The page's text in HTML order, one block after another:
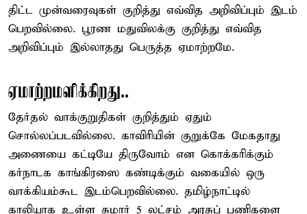
திட்ட முன்வரைவுகள் குறித்து எவ்வித அறிவிப்பும் இடம்
பெறவில்லை. பூரண மதுவிலக்கு குறித்து எவ்வித
அறிவிப்பும் இல்லாதது பெருத்த ஏமாற்றமே.
ஏமாற்றமளிக்கிறது..
தேர்தல் வாக்குறுதிகள் குறித்தும் ஏதும்
சொல்லப்படவில்லை. காவிரியின் குறுக்கே மேகதாது
அணையை கட்டியே திருவோம் என கொக்கரிக்கும்
கர்நாடக காங்கிரஸை கண்டிக்கும் வகையில் ஒரு
வாக்கியம்கூட இடம்பெறவில்லை. தமிழ்நாட்டில்
காலியாக உள்ள சுமார் 5 லட்சம் அரசுப் பணிகளை